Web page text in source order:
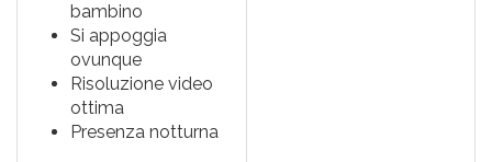
bambino
Si appoggia
ovunque
Risoluzione video
ottima
Presenza notturna